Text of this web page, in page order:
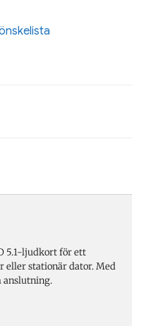
5.1-ljudkort för ett
eller stationär dator. Med
anslutning.